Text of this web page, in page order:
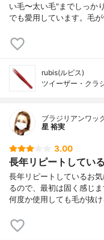
い毛〜太い毛"までしっか
でも愛用しています。毛
rubis(ルビス)
ツイーザー・クラ
ブラジリアンワッ
星 裕実
3.00
長年リピートしてい
長年リピートしているお
るので、最初は固く感じ
何度か使用しても毛が抜